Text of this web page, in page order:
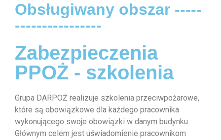
Obsługiwany obszar -----
----------------
Zabezpieczenia
PPOŻ - szkolenia
Grupa DARPOŻ realizuje szkolenia przeciwpożarowe,
które są obowiązkowe dla każdego pracownika
wykonującego swoje obowiązki w danym budynku.
Głównym celem jest uświadomienie pracownikom